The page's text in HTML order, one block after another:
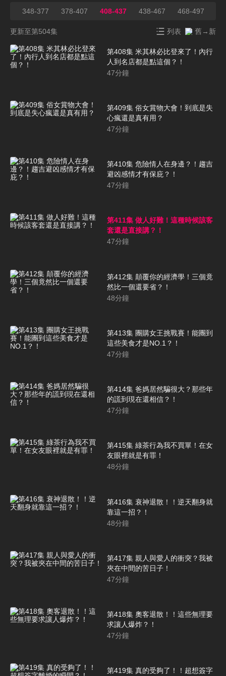
348-377 378-407 408-437 438-467 468-497
更新至第504集 列表 舊→新
第408集 米其林必比登來了！內行
人到名店都是點這個？！
47分鐘
第409集 俗女賞物大會！到底是失
心瘋還是真有用？
47分鐘
第410集 危險情人在身邊？！趨吉
避凶感情才有保庇？！
47分鐘
第411集 做人好難！這種時候該客
套還是直接講？！
47分鐘
第412集 顛覆你的經濟學！三個竟
然比一個還要省？！
48分鐘
第413集 團購女王挑戰賽！能團到
這些美食才是NO.1？！
47分鐘
第414集 爸媽居然騙很大？那些年
的謊到現在還相信？！
47分鐘
第415集 綠茶行為我不買單！在女
友眼裡就是有罪！
48分鐘
第416集 衰神退散！！逆天翻身就
靠這一招？！
48分鐘
第417集 親人與愛人的衝突？我被
夾在中間的苦日子！
47分鐘
第418集 奧客退散！！這些無理要
求讓人爆炸？！
47分鐘
第419集 真的受夠了！！超想簽字